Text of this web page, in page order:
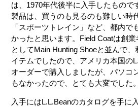
は、1970年代後半に入手したもので
製品は、買うのも見るのも難しい時
「スポーツトレイン」など、都内で
かったと思います。Field Coatは創
としてMain Hunting Shoeと並んで
イテムでしたので、アメリカ本国の
オーダーで購入しましたが、パソコ
もなかったので、とても大変でした。
入手にはL.L.Beanのカタログを手に